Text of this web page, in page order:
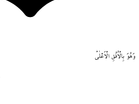
وَهُوَ بِالْاُفُقِ الْاَعْلٰىۜ